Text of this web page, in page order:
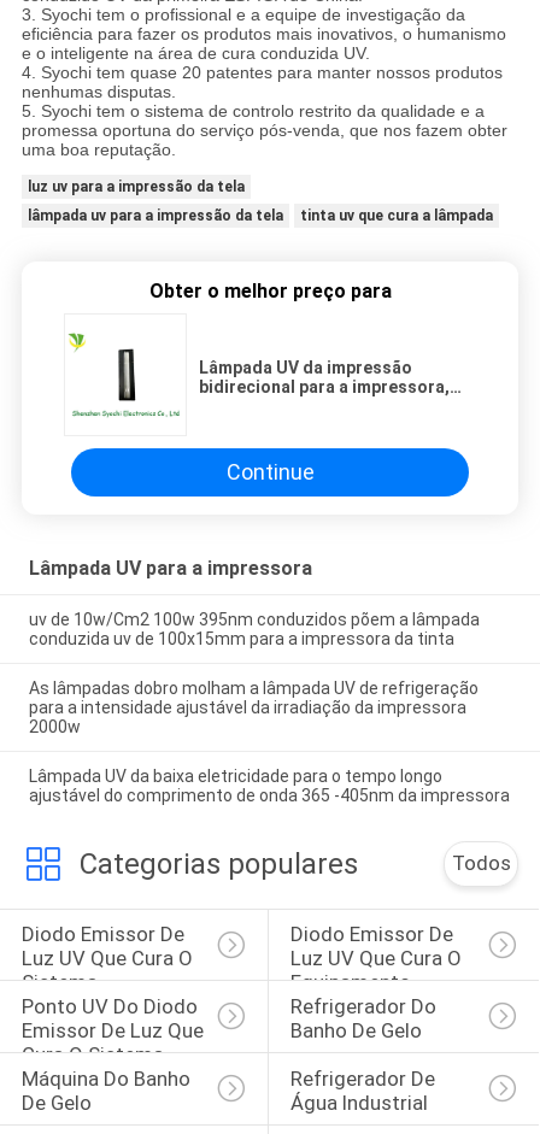
3. Syochi tem o profissional e a equipe de investigação da
eficiência para fazer os produtos mais inovativos, o humanismo
e o inteligente na área de cura conduzida UV.
4. Syochi tem quase 20 patentes para manter nossos produtos
nenhumas disputas.
5. Syochi tem o sistema de controlo restrito da qualidade e a
promessa oportuna do serviço pós-venda, que nos fazem obter
uma boa reputação.
luz uv para a impressão da tela
lâmpada uv para a impressão da tela
tinta uv que cura a lâmpada
Obter o melhor preço para
Lâmpada UV da impressão
bidirecional para a impressora,
Continue
Lâmpada UV para a impressora
uv de 10w/Cm2 100w 395nm conduzidos põem a lâmpada
conduzida uv de 100x15mm para a impressora da tinta
As lâmpadas dobro molham a lâmpada UV de refrigeração
para a intensidade ajustável da irradiação da impressora
2000w
Lâmpada UV da baixa eletricidade para o tempo longo
ajustável do comprimento de onda 365 -405nm da impressora
Categorias populares Todos
Diodo Emissor De
Luz UV Que Cura O
Sistema
Diodo Emissor De
Luz UV Que Cura O
Equipamento
Ponto UV Do Diodo
Emissor De Luz Que
Cura O Sistema
Refrigerador Do
Banho De Gelo
Máquina Do Banho
De Gelo
Refrigerador De
Água Industrial